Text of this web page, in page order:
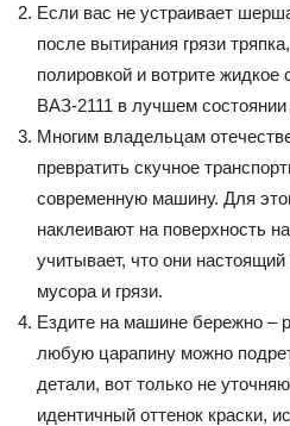
Если вас не устраивает
после вытирания грязи
полировкой и вотрите
ВАЗ-2111 в лучшем
Многим владельцам
превратить скучное
современную машину. Для
наклеивают на поверхность
учитывает, что они
мусора и грязи.
Ездите на машине бережно –
любую царапину можно
детали, вот только не
идентичный оттенок краски,